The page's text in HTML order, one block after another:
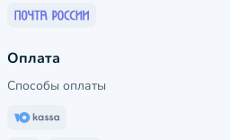
Оплата
Способы оплаты